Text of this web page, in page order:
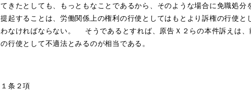
きたとしても、もっともなことであるから、そのような場合に免職処分
起することは、労働関係上の権利の行使としてはもとより訴権の行使と
なければならない。 そうであるとすれば、原告Ｘ２らの本件訴えは、
行使として不適法とみるのが相当である。
条２項